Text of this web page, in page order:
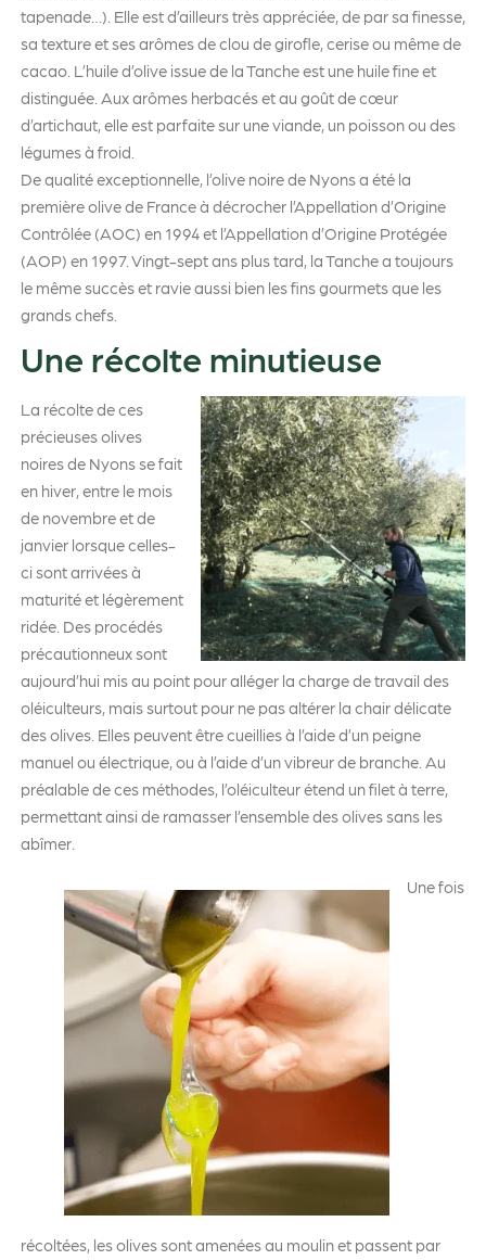
tapenade…). Elle est d’ailleurs très appréciée, de par sa finesse,
sa texture et ses arômes de clou de girofle, cerise ou même de
cacao. L’huile d’olive issue de la Tanche est une huile fine et
distinguée. Aux arômes herbacés et au goût de cœur
d’artichaut, elle est parfaite sur une viande, un poisson ou des
légumes à froid.
De qualité exceptionnelle, l’olive noire de Nyons a été la
première olive de France à décrocher l’Appellation d’Origine
Contrôlée (AOC) en 1994 et l’Appellation d’Origine Protégée
(AOP) en 1997. Vingt-sept ans plus tard, la Tanche a toujours
le même succès et ravie aussi bien les fins gourmets que les
grands chefs.
Une récolte minutieuse
La récolte de ces
précieuses olives
noires de Nyons se fait
en hiver, entre le mois
de novembre et de
janvier lorsque celles-
ci sont arrivées à
maturité et légèrement
ridée. Des procédés
précautionneux sont
aujourd’hui mis au point pour alléger la charge de travail des
oléiculteurs, mais surtout pour ne pas altérer la chair délicate
des olives. Elles peuvent être cueillies à l’aide d’un peigne
manuel ou électrique, ou à l’aide d’un vibreur de branche. Au
préalable de ces méthodes, l’oléiculteur étend un filet à terre,
permettant ainsi de ramasser l’ensemble des olives sans les
abîmer.
Une fois
récoltées, les olives sont amenées au moulin et passent par